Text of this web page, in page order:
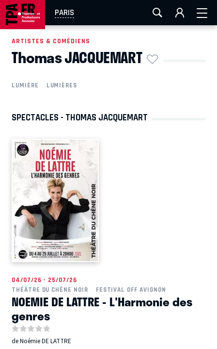
PARIS
AIX-MARSEILLE LA ROCHELLE
EN TOURNÉE
ARTISTES & COMÉDIENS
Thomas JACQUEMART
LUMIÈRE LUMIÈRES
SPECTACLES - THOMAS JACQUEMART
04/07/26 - 25/07/26
THÉÂTRE DU CHÊNE NOIR
FESTIVAL OFF AVIGNON
NOEMIE DE LATTRE - L'Harmonie des
genres
de Noémie DE LATTRE